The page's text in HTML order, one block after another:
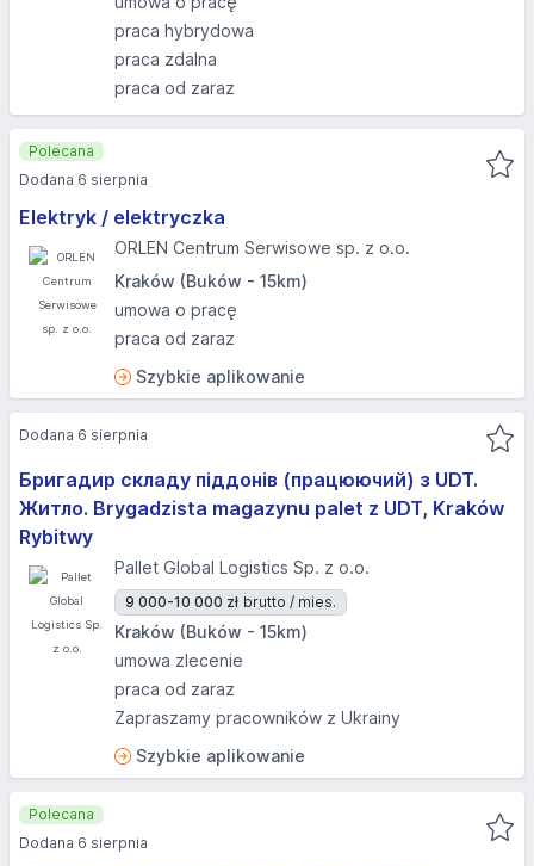
praca hybrydowa
praca zdalna
praca od zaraz
Elektryk / elektryczka
ORLEN Centrum Serwisowe sp. z o.o.
Kraków (Buków - 15km)
umowa o pracę
praca od zaraz
Szybkie aplikowanie
Polecana
Dodana 6 sierpnia
Бригадир складу піддонів (працюючий) з UDT.
Житло. Brygadzista magazynu palet z UDT, Kraków
Rybitwy
Pallet Global Logistics Sp. z o.o.
9 000-10 000 zł brutto / mies.
Kraków (Buków - 15km)
umowa zlecenie
praca od zaraz
Zapraszamy pracowników z Ukrainy
Szybkie aplikowanie
Dodana 6 sierpnia
Polecana
Dodana 6 sierpnia